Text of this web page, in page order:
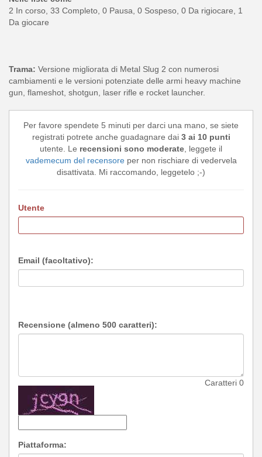
2 In corso, 33 Completo, 0 Pausa, 0 Sospeso, 0 Da rigiocare, 1
Da giocare
Trama: Versione migliorata di Metal Slug 2 con numerosi
cambiamenti e le versioni potenziate delle armi heavy machine
gun, flameshot, shotgun, laser rifle e rocket launcher.
Per favore spendete 5 minuti per darci una mano, se siete
registrati potrete anche guadagnare dai 3 ai 10 punti
utente. Le recensioni sono moderate, leggete il
vademecum del recensoreper non rischiare di vedervela
disattivata. Mi raccomando, leggetelo ;-)
Utente
Email (facoltativo):
Recensione (almeno 500 caratteri):
Caratteri 0
Piattaforma: